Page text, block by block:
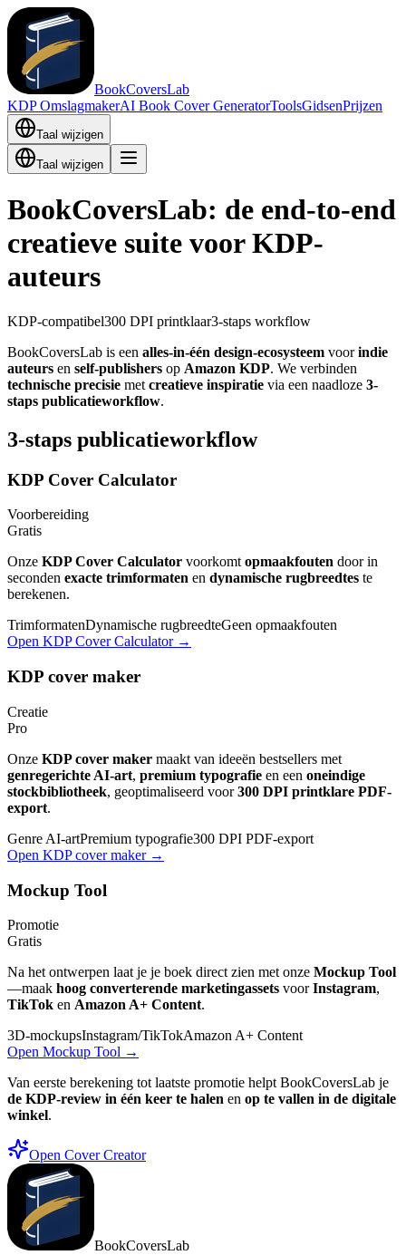
BookCoversLab
KDP OmslagmakerAI Book Cover GeneratorToolsGidsenPrijzen
Taal wijzigen
Taal wijzigen
BookCoversLab: de end-to-end
creatieve suite voor KDP-
auteurs
KDP-compatibel300 DPI printklaar3-staps workflow
BookCoversLab is een alles-in-één design-ecosysteem voorindie
auteurs en self-publishers op Amazon KDP. We verbinden
technische precisie met creatieve inspiratie via een naadloze 3-
staps publicatieworkflow.
3-staps publicatieworkflow
KDP Cover Calculator
Voorbereiding
Gratis
Onze KDP Cover Calculator voorkomtopmaakfouten door in
seconden exacte trimformaten en dynamische rugbreedtes te
berekenen.
TrimformatenDynamische rugbreedteGeen opmaakfouten
Open KDP Cover Calculator →
KDP cover maker
Creatie
Pro
Onze KDP cover maker maakt van ideeën bestsellers met
genregerichte AI-art, premium typografie en een oneindige
stockbibliotheek, geoptimaliseerd voor300 DPI printklare PDF-
export.
Genre AI-artPremium typografie300 DPI PDF-export
Open KDP cover maker →
Mockup Tool
Promotie
Gratis
Na het ontwerpen laat je je boek direct zien met onze Mockup Tool
—maak hoog converterende marketingassets voorInstagram,
TikTok en Amazon A+ Content.
3D-mockupsInstagram/TikTokAmazon A+ Content
Open Mockup Tool →
Van eerste berekening tot laatste promotie helpt BookCoversLab je
de KDP-review in één keer te halen en op te vallen in de digitale
winkel.
Open Cover Creator
BookCoversLab